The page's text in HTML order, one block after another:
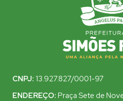
CNPJ: 13.927.827/0001-97
ENDEREÇO: Praça Sete de